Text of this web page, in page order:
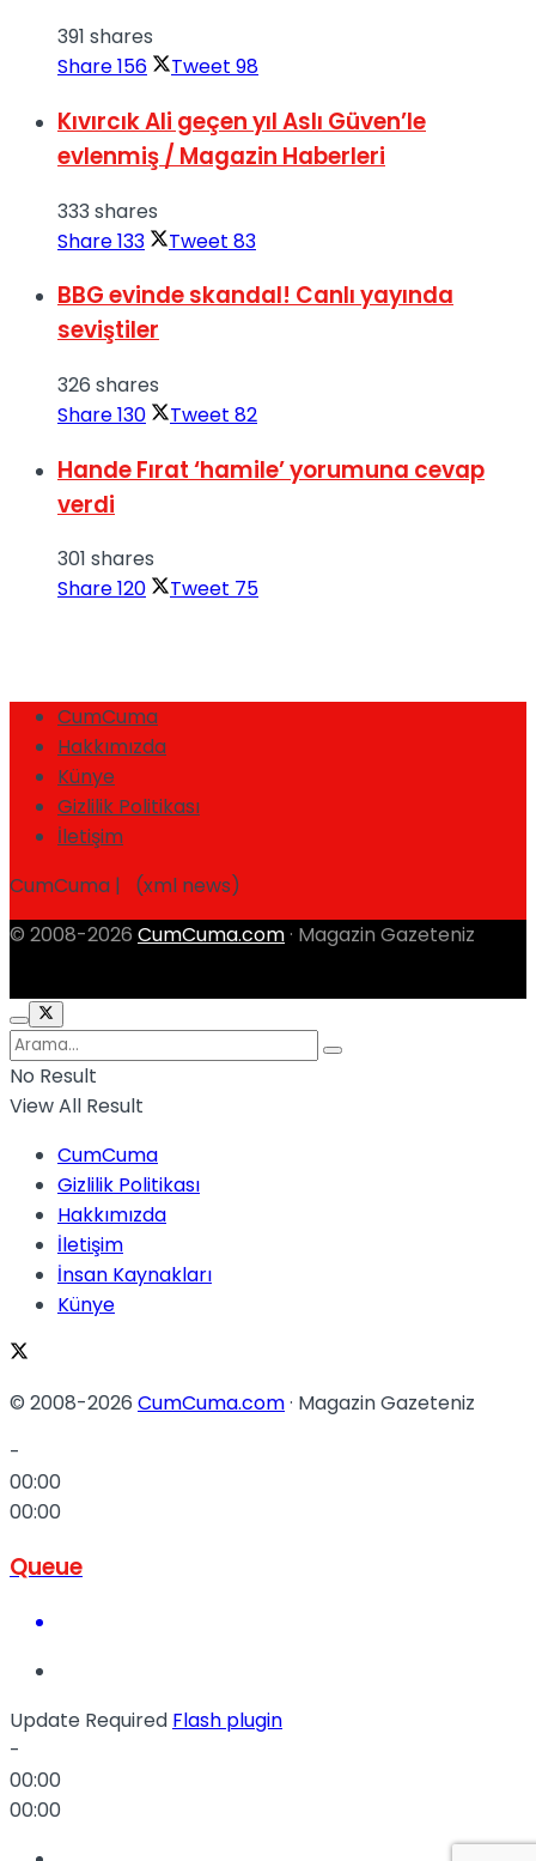
391 shares
Share156 Tweet 98
Kıvırcık Ali geçen yıl Aslı Güven’le
evlenmiş / Magazin Haberleri
333 shares
Share133 Tweet 83
BBG evinde skandal! Canlı yayında
seviştiler
326 shares
Share130 Tweet 82
Hande Fırat ‘hamile’ yorumuna cevap
verdi
301 shares
Share120 Tweet 75
CumCuma
Hakkımızda
Künye
Gizlilik Politikası
İletişim
CumCuma | (xml news)
© 2008-2026 CumCuma.com · Magazin Gazeteniz
No Result
View All Result
CumCuma
Gizlilik Politikası
Hakkımızda
İletişim
İnsan Kaynakları
Künye
© 2008-2026 CumCuma.com· Magazin Gazeteniz
-
00:00
00:00
Queue
Update Required Flash plugin
-
00:00
00:00